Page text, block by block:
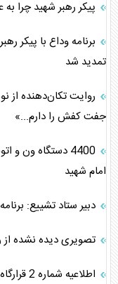
پیکر رهبر شهید چرا
تمدید شد
روایت تکان‌دهنده از
جفت کفش را دارم...»
4400 دستگاه ون
امام شهید
دبیر ستاد تشییع:
تصویری دیده نشده
اطلاعیه شماره 2 قرارگاه آیین وداع و تشییع پیکر رهبر شهید انقلاب